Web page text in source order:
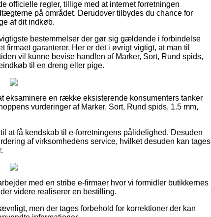
officielle regler, tillige med at internet forretningen
på området. Derudover tilbydes du chance for
af dit indkøb.
bestemmelser der gør sig gældende i forbindelse
garanterer. Her er det i øvrigt vigtigt, at man til
vil kunne bevise handlen af Marker, Sort, Rund spids,
til en dreng eller pige.
en række eksisterende konsumenters tanker
vurderinger af Marker, Sort, Rund spids, 1.5 mm,
at få kendskab til e-forretningens pålidelighed. Desuden
af virksomhedens service, hvilket desuden kan tages
med en stribe e-firmaer hvor vi formidler butikkernes
videre realiserer en bestilling.
men der tages forbehold for korrektioner der kan